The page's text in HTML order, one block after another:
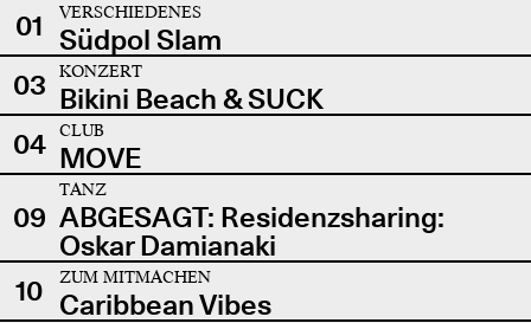
01
VERSCHIEDENES
Südpol Slam
03
KONZERT
Bikini Beach & SUCK
04
CLUB
MOVE
09
TANZ
ABGESAGT: Residenzsharing:
Oskar Damianaki
10
ZUM MITMACHEN
Caribbean Vibes